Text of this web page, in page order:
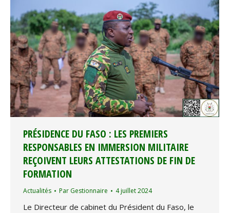
PRÉSIDENCE DU FASO : LES PREMIERS
RESPONSABLES EN IMMERSION MILITAIRE
REÇOIVENT LEURS ATTESTATIONS DE FIN DE
FORMATION
Actualités Par Gestionnaire 4 juillet 2024
Le Directeur de cabinet du Président du Faso, le